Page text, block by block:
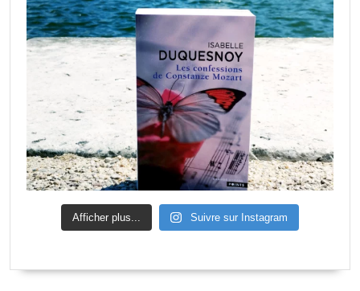
Afficher plus... Suivre sur Instagram